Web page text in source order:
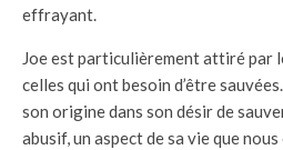
effrayant.
Joe est particulièrement attiré par
celles qui ont besoin d’être
son origine dans son désir de
abusif, un aspect de sa vie que